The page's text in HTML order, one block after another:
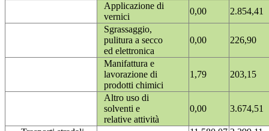
Applicazione di
vernici
0,00
2.854,41
Sgrassaggio,
pulitura a secco
ed elettronica
0,00 226,90
Manifattura e
lavorazione di
prodotti chimici
1,79 203,15
Altro uso di
solventi e
relative attività
0,00 3.674,51